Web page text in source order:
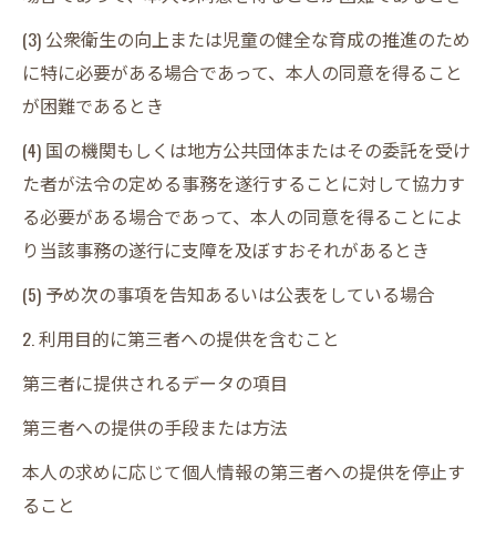
(3) 公衆衛生の向上または児童の健全な育成の推進のため
に特に必要がある場合であって、本人の同意を得ること
が困難であるとき
(4) 国の機関もしくは地方公共団体またはその委託を受け
た者が法令の定める事務を遂行することに対して協力す
る必要がある場合であって、本人の同意を得ることによ
り当該事務の遂行に支障を及ぼすおそれがあるとき
(5) 予め次の事項を告知あるいは公表をしている場合
2. 利用目的に第三者への提供を含むこと
第三者に提供されるデータの項目
第三者への提供の手段または方法
本人の求めに応じて個人情報の第三者への提供を停止す
ること